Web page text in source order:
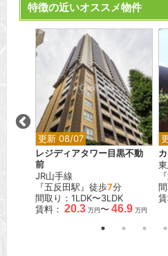
特徴の近いオススメ物件
更新 08/07
レジディアタワー目黒不動
前
JR山手線
『五反田駅』徒歩7分
間取り：1LDK〜3LDK
賃料： 20.3 万円〜 46.9 万円